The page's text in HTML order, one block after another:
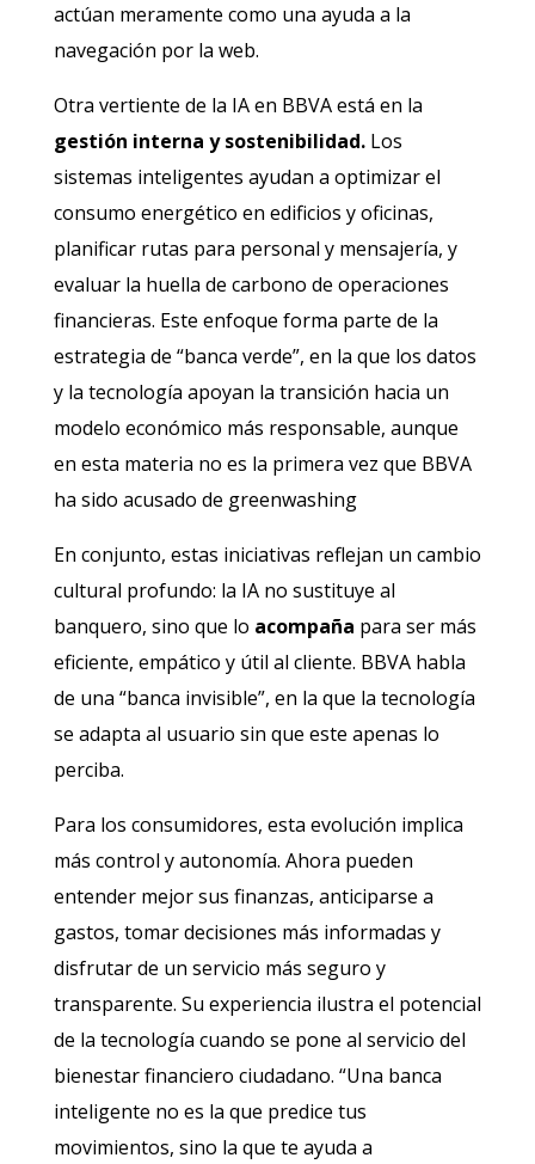
actúan meramente como una ayuda a la
navegación por la web.
Otra vertiente de la IA en BBVA está en la
gestión interna y sostenibilidad.Los
sistemas inteligentes ayudan a optimizar el
consumo energético en edificios y oficinas,
planificar rutas para personal y mensajería, y
evaluar la huella de carbono de operaciones
financieras. Este enfoque forma parte de la
estrategia de “banca verde”, en la que los datos
y la tecnología apoyan la transición hacia un
modelo económico más responsable, aunque
en esta materia no es la primera vez que BBVA
ha sido acusado de greenwashing
En conjunto, estas iniciativas reflejan un cambio
cultural profundo: la IA no sustituye al
banquero, sino que lo acompaña para ser más
eficiente, empático y útil al cliente. BBVA habla
de una “banca invisible”, en la que la tecnología
se adapta al usuario sin que este apenas lo
perciba.
Para los consumidores, esta evolución implica
más control y autonomía. Ahora pueden
entender mejor sus finanzas, anticiparse a
gastos, tomar decisiones más informadas y
disfrutar de un servicio más seguro y
transparente. Su experiencia ilustra el potencial
de la tecnología cuando se pone al servicio del
bienestar financiero ciudadano. “Una banca
inteligente no es la que predice tus
movimientos, sino la que te ayuda a